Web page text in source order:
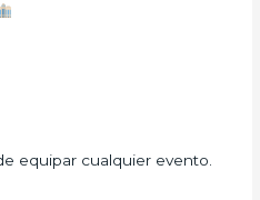
equipar cualquier evento.